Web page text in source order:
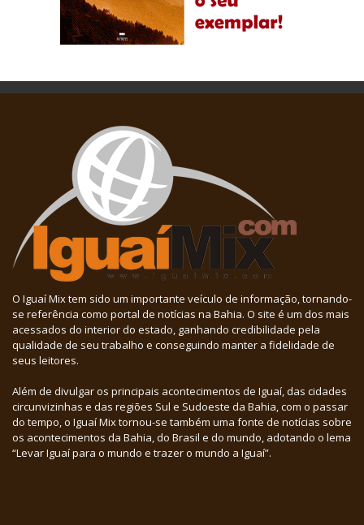
O Iguaí Mix tem sido um importante veículo de informação, tornando-
se referência como portal de notícias na Bahia. O site é um dos mais
acessados do interior do estado, ganhando credibilidade pela
qualidade de seu trabalho e conseguindo manter a fidelidade de
seus leitores.
Além de divulgar os principais acontecimentos de Iguaí, das cidades
circunvizinhas e das regiões Sul e Sudoeste da Bahia, com o passar
do tempo, o Iguaí Mix tornou-se também uma fonte de notícias sobre
os acontecimentos da Bahia, do Brasil e do mundo, adotando o lema
“Levar Iguaí para o mundo e trazer o mundo a Iguaí”.